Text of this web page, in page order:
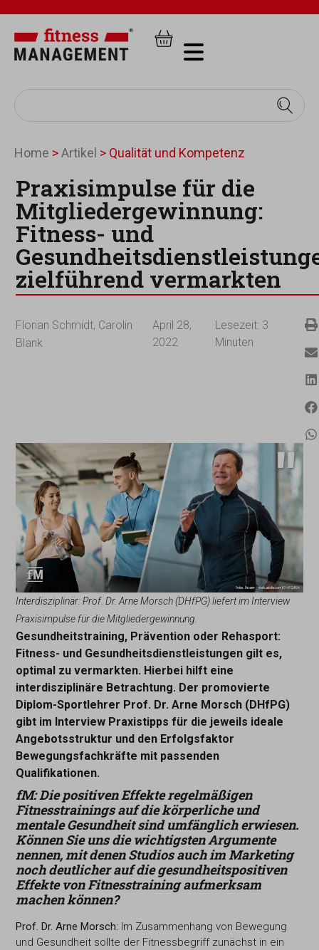
Home >Artikel > Qualität und Kompetenz
Praxisimpulse für die
Mitgliedergewinnung:
Fitness- und
zielführend vermarkten
Florian Schmidt, Carolin
Blank
April 28,
2022
Lesezeit: 3
Minuten
Interdisziplinär: Prof. Dr. Arne Morsch (DHfPG) liefert im Interview
Praxisimpulse für die Mitgliedergewinnung.
Gesundheitstraining, Prävention oder Rehasport:
Fitness- und Gesundheitsdienstleistungen gilt es,
optimal zu vermarkten. Hierbei hilft eine
interdisziplinäre Betrachtung. Der promovierte
Diplom-Sportlehrer Prof. Dr. Arne Morsch (DHfPG)
gibt im Interview Praxistipps für die jeweils ideale
Angebotsstruktur und den Erfolgsfaktor
Bewegungsfachkräfte mit passenden
Qualifikationen.
fM: Die positiven Effekte regelmäßigen
Fitnesstrainings auf die körperliche und
mentale Gesundheit sind umfänglicherwiesen.
Können Sie uns die wichtigsten Argumente
nennen, mit denen Studios auch im Marketing
noch deutlicher aufdie gesundheitspositiven
Effekte von Fitnesstraining aufmerksam
machen können?
Prof. Dr. Arne Morsch: Im Zusammenhang von Bewegung
und Gesundheit sollte der Fitnessbegriff zunächst in ein